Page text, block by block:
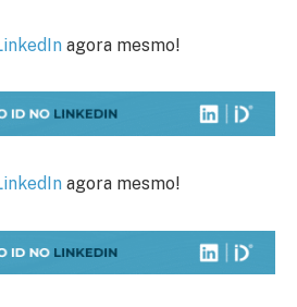
agora mesmo!
agora mesmo!